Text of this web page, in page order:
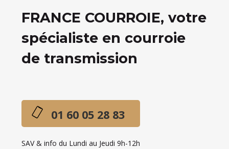
FRANCE COURROIE, votre
spécialiste en courroie
de transmission
01 60 05 28 83
SAV & info du Lundi au Jeudi 9h-12h